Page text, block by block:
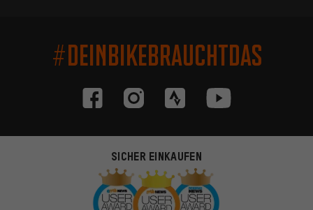
#DEINBIKEBRAUCHTDAS
SICHER EINKAUFEN